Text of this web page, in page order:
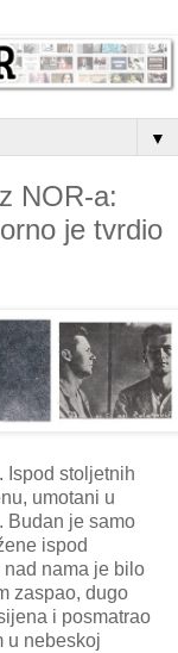
▼
NOR-a:
je tvrdio
Ispod stoljetnih
umotani u
Budan je samo
ispod
nama je bilo
zaspao, dugo
i posmatrao
u nebeskoj